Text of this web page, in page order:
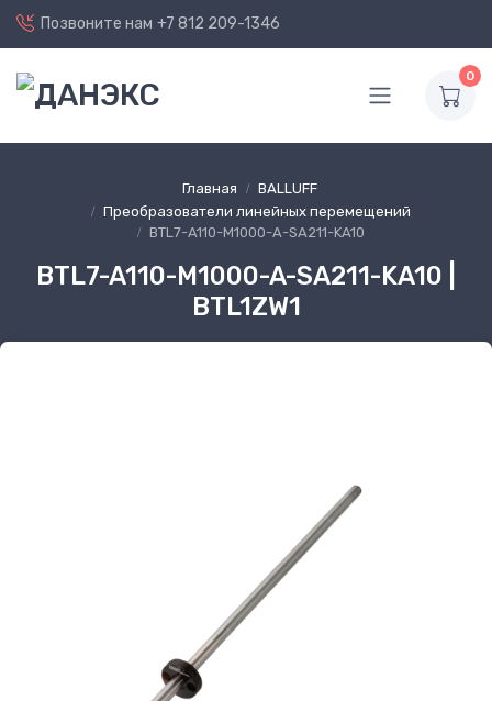
Позвоните нам +7 812 209-1346
0
Главная
BALLUFF
Преобразователи линейных перемещений
BTL7-A110-M1000-A-SA211-KA10
BTL7-A110-M1000-A-SA211-KA10 |
BTL1ZW1